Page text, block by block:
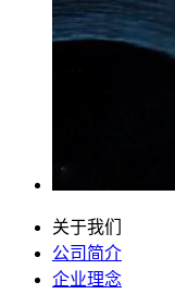
关于我们
公司简介
企业理念